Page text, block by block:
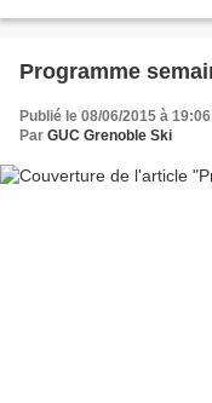
Programme
Publié le 08/06/2015 à 19:06
Par GUC Grenoble Ski